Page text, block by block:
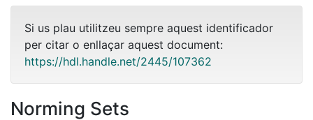
Si us plau utilitzeu sempre aquest identificador
per citar o enllaçar aquest document:
https://hdl.handle.net/2445/107362
Norming Sets